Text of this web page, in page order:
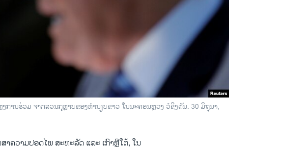
ານຮ່ວມ ຈາກສວນກຸຫຼາບຂອງທຳນຽບຂາວ ໃນນະຄອນຫຼວງ ວໍຊິງຕັນ. 30 ມິຖຸນາ,
ຄວາມປອດໄພ ສະຫະລັດ ແລະ ເກົາຫຼີໃຕ້, ໃນ